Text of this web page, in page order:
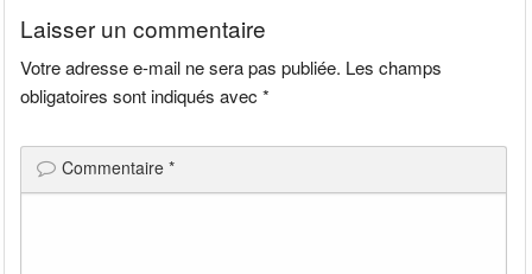
Laisser un commentaire
Votre adresse e-mail ne sera pas publiée. Les champs
obligatoires sont indiqués avec*
Commentaire*